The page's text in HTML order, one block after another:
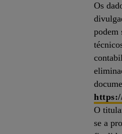
Os
podem
O
se a